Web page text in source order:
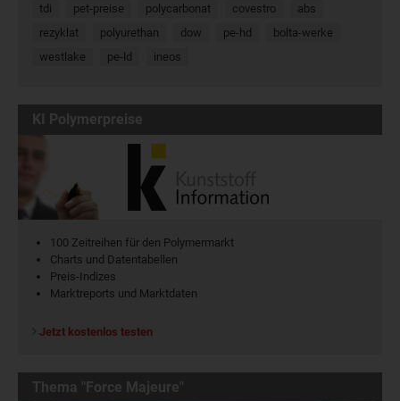
tdi
pet-preise polycarbonat covestro
abs
rezyklat
polyurethan dow pe-hd
bolta-werke
westlake
pe-ld ineos
KI Polymerpreise
100 Zeitreihen für den Polymermarkt
Charts und Datentabellen
Preis-Indizes
Marktreports und Marktdaten
Jetzt kostenlos testen
Thema "Force Majeure"